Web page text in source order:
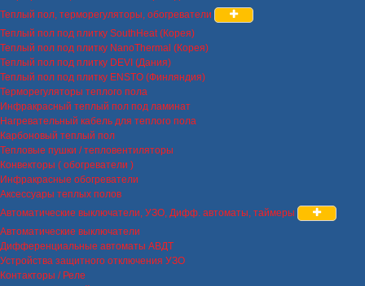
Теплый пол, терморегуляторы, обогреватели
Теплый пол под плитку SouthHeat (Корея)
Теплый пол под плитку NanoThermal (Корея)
Теплый пол под плитку DEVI (Дания)
Теплый пол под плитку ENSTO (Финляндия)
Терморегуляторы теплого пола
Инфракрасный теплый пол под ламинат
Нагревательный кабель для теплого пола
Карбоновый теплый пол
Тепловые пушки / тепловентиляторы
Конвекторы ( обогреватели )
Инфракрасные обогреватели
Аксессуары теплых полов
Автоматические выключатели, УЗО, Дифф. автоматы, таймеры
Автоматические выключатели
Дифференциальные автоматы АВДТ
Устройства защитного отключения УЗО
Контакторы / Реле